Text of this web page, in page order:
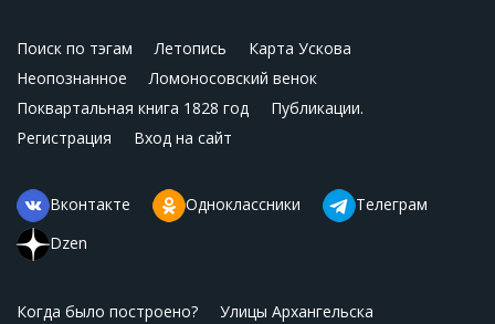
Поиск по тэгам Летопись
Карта Ускова
Неопознанное
Ломоносовский венок
Поквартальная книга 1828 год
Публикации.
Регистрация
Вход на сайт
Вконтакте Одноклассники
Телеграм
Dzen
Когда было построено?
Улицы Архангельска